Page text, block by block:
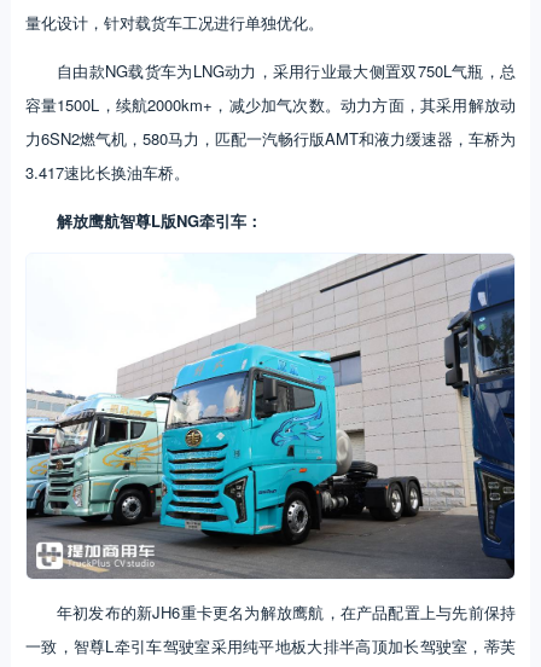
量化设计，针对载货车工况进行单独优化。
自由款NG载货车为LNG动力，采用行业最大侧置双750L气瓶，总
容量1500L，续航2000km+，减少加气次数。动力方面，其采用解放动
力6SN2燃气机，580马力，匹配一汽畅行版AMT和液力缓速器，车桥为
3.417速比长换油车桥。
解放鹰航智尊L版NG牵引车：
年初发布的新JH6重卡更名为解放鹰航，在产品配置上与先前保持
一致，智尊L牵引车驾驶室采用纯平地板大排半高顶加长驾驶室，蒂芙